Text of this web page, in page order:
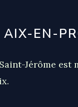
EN-
Jérôme est